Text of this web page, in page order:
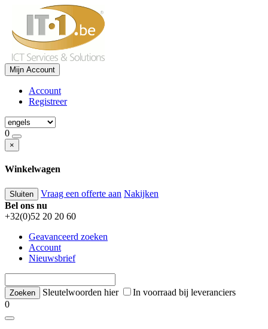
Mijn Account
Account
Registreer
0
×
Winkelwagen
Sluiten Vraag een offerte aan Nakijken
Bel ons nu
+32(0)52 20 20 60
Geavanceerd zoeken
Account
Nieuwsbrief
Sleutelwoorden hier
In voorraad bij leveranciers
0